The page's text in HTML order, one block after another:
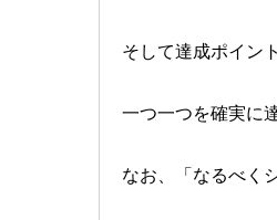
そして達成ポイン
一つ一つを確実に
なお、「なるべく